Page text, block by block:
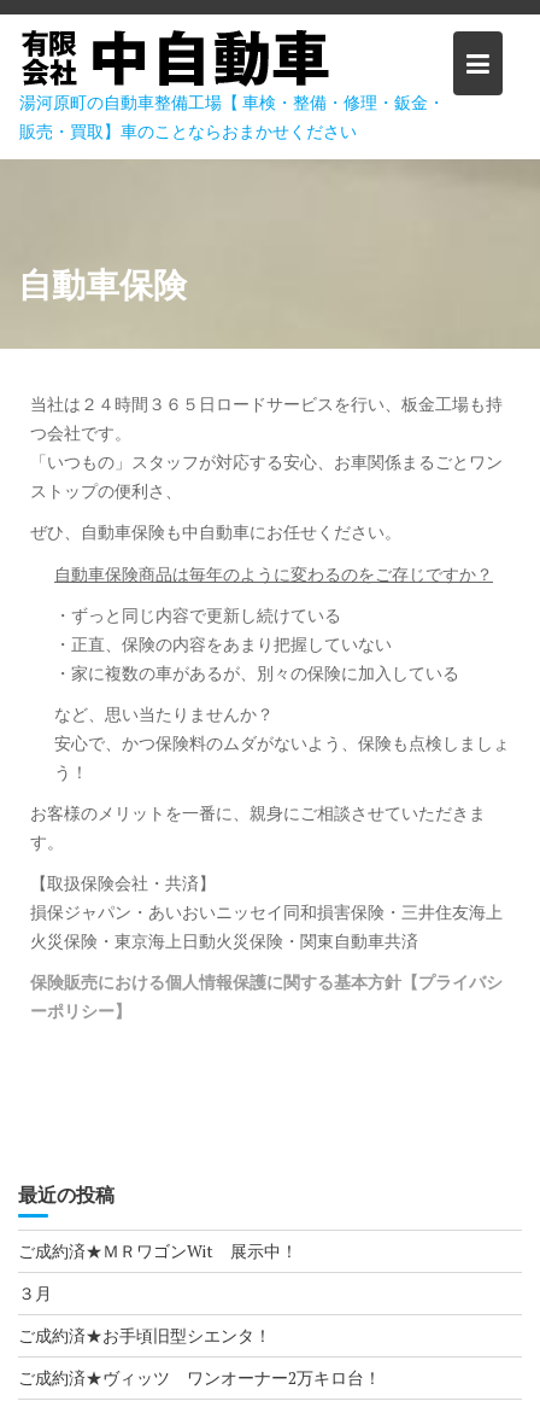
Skip
content
湯河原町の自動車整備工場【 車検・整備・修理・鈑金・
販売・買取】車のことならおまかせください
自動車保険
当社は２４時間３６５日ロードサービスを行い、板金工場も持
つ会社です。
「いつもの」スタッフが対応する安心、お車関係まるごとワン
ストップの便利さ、
ぜひ、自動車保険も中自動車にお任せください。
自動車保険商品は毎年のように変わるのをご存じですか？
・ずっと同じ内容で更新し続けている
・正直、保険の内容をあまり把握していない
・家に複数の車があるが、別々の保険に加入している
など、思い当たりませんか？
安心で、かつ保険料のムダがないよう、保険も点検しましょ
う！
お客様のメリットを一番に、親身にご相談させていただきま
す。
【取扱保険会社・共済】
損保ジャパン・あいおいニッセイ同和損害保険・三井住友海上
火災保険・東京海上日動火災保険・関東自動車共済
保険販売における個人情報保護に関する基本方針【プライバシ
ーポリシー】
最近の投稿
ご成約済★ＭＲワゴンWit 展示中！
３月
ご成約済★お手頃旧型シエンタ！
ご成約済★ヴィッツ ワンオーナー2万キロ台！